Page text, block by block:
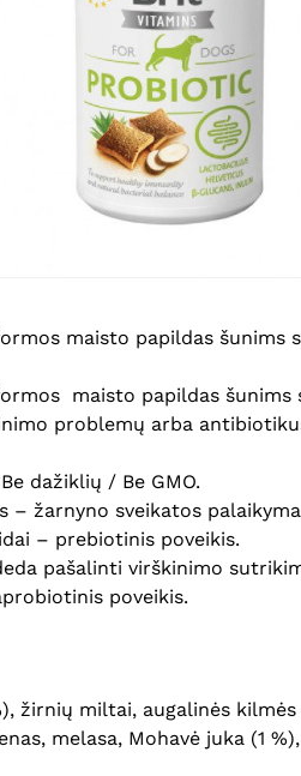
maisto papildas
maisto papildas
problemų arba
dažiklių / Be GMO.
– žarnyno sveikatos
– prebiotinis poveikis.
pašalinti virškinimo
poveikis.
žirnių miltai, augalinės
melasa, Mohavė juka (1